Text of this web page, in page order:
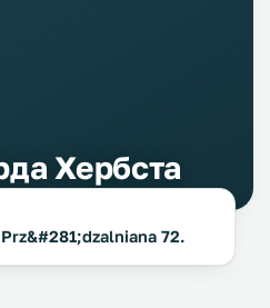
Хербста
72.